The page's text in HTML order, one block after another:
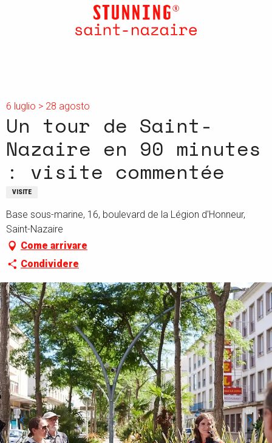
6 luglio > 28 agosto
Un tour de Saint-
Nazaire en 90 minutes
: visite commentée
VISITE
Base sous-marine, 16, boulevard de la Légion d'Honneur,
Saint-Nazaire
Come arrivare
Condividere